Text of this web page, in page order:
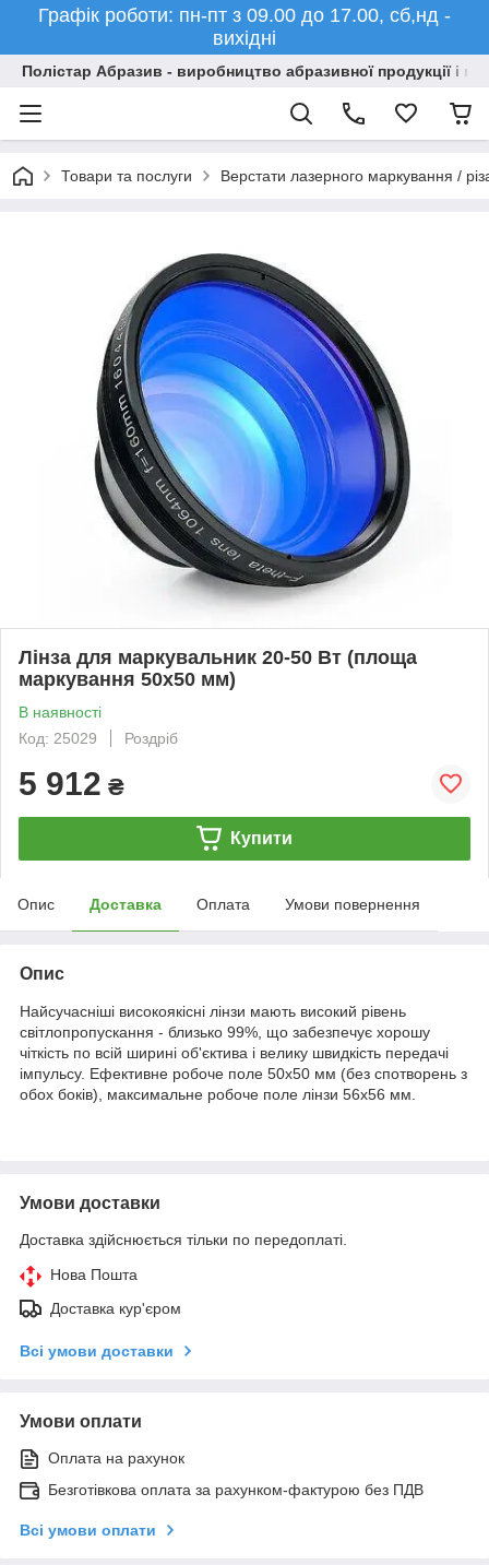
Графік роботи: пн-пт з 09.00 до 17.00, сб,нд -
вихідні
Полістар Абразив - виробництво абразивної продукції і
Товари та послуги Верстати лазерного маркування /
Лінза для маркувальник 20-50 Вт (площа
маркування 50х50 мм)
В наявності
Код: 25029
Роздріб
5 912 ₴
Купити
Опис Доставка Оплата Умови повернення
Опис
Найсучасніші високоякісні лінзи мають високий рівень
світлопропускання - близько 99%, що забезпечує хорошу
чіткість по всій ширині об'єктива і велику швидкість передачі
імпульсу. Ефективне робоче поле 50х50 мм (без спотворень з
обох боків), максимальне робоче поле лінзи 56х56 мм.
Умови доставки
Доставка здійснюється тільки по передоплаті.
Нова Пошта
Доставка кур'єром
Всі умови доставки
Умови оплати
Оплата на рахунок
Безготівкова оплата за рахунком-фактурою без ПДВ
Всі умови оплати